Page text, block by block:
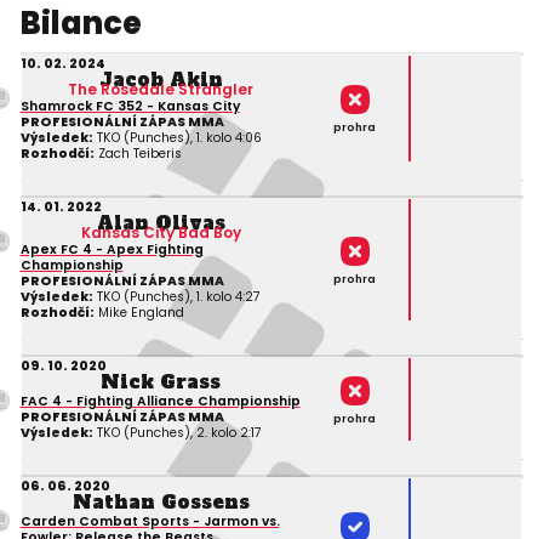
Bilance
10. 02. 2024
Jacob Akin
The Rosedale Strangler
Shamrock FC 352 - Kansas City
PROFESIONÁLNÍ ZÁPAS MMA
Výsledek: TKO (Punches), 1. kolo 4:06
Rozhodčí: Zach Teiberis
prohra
14. 01. 2022
Alan Olivas
Kansas City Bad Boy
Apex FC 4 - Apex Fighting
Championship
PROFESIONÁLNÍ ZÁPAS MMA
Výsledek: TKO (Punches), 1. kolo 4:27
Rozhodčí: Mike England
prohra
09. 10. 2020
Nick Grass
FAC 4 - Fighting Alliance Championship
PROFESIONÁLNÍ ZÁPAS MMA
Výsledek: TKO (Punches), 2. kolo 2:17
prohra
06. 06. 2020
Nathan Gossens
Carden Combat Sports - Jarmon vs.